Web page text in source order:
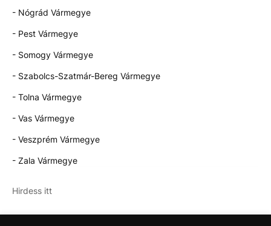
- Nógrád Vármegye
- Pest Vármegye
- Somogy Vármegye
- Szabolcs-Szatmár-Bereg Vármegye
- Tolna Vármegye
- Vas Vármegye
- Veszprém Vármegye
- Zala Vármegye
Hirdess itt